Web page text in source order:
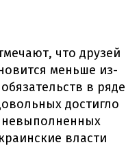
что друзей
меньше из-
в ряде
достигло
невыполненных
власти